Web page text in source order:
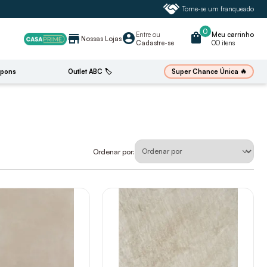
Torne-se um franqueado
store Nossas Lojasaccount_circle Entre ou
Cadastre-se
0
shopping_bag
Meu carrinho
00 itens
Outlet ABC 🏷️ Super Chance Única 🔥
Ordenar por: